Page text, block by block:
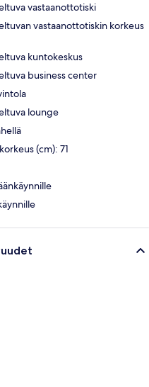
vastaanottotiski
vastaanottotiskin korkeus
kuntokeskus
business center
lounge
(cm): 71